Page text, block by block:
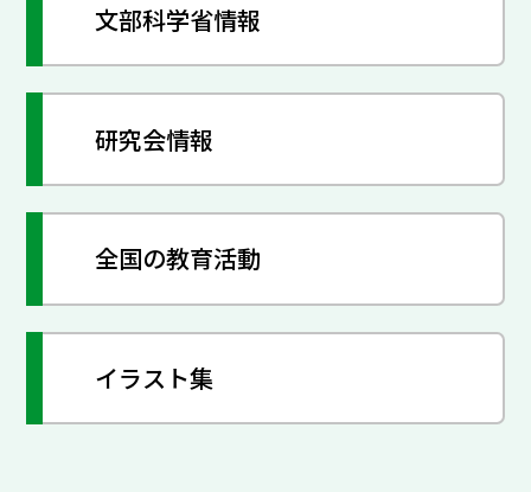
文部科学省情報
研究会情報
全国の教育活動
イラスト集